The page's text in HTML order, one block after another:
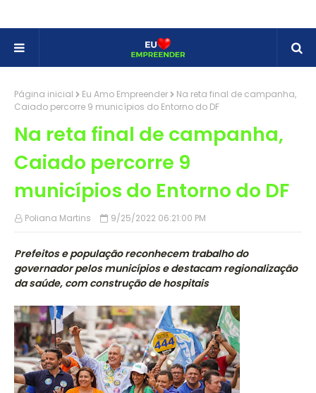
Página inicial Eu Amo Empreender
Na reta final de campanha,
Caiado percorre 9 municípios do Entorno do DF
Na reta final de campanha,
Caiado percorre 9
municípios do Entorno do DF
Poliana Martins 9/25/2022 06:21:00 PM
Prefeitos e população reconhecem trabalho do
governador pelos municípios e destacam regionalização
da saúde, com construção de hospitais